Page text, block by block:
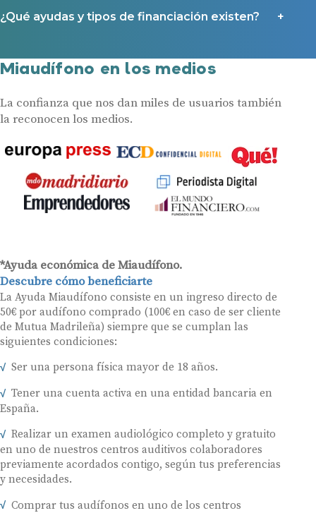
¿Qué ayudas y tipos de financiación existen?
Miaudífono en los medios
La confianza que nos dan miles de usuarios también
la reconocen los medios.
*Ayuda económica de Miaudífono.
Descubre cómo beneficiarte
La Ayuda Miaudífono consiste en un ingreso directo de
50€ por audífono comprado (100€ en caso de ser cliente
de Mutua Madrileña) siempre que se cumplan las
siguientes condiciones:
Ser una persona física mayor de 18 años.
Tener una cuenta activa en una entidad bancaria en
España.
Realizar un examen audiológico completo y gratuito
en uno de nuestros centros auditivos colaboradores
previamente acordados contigo, según tus preferencias
y necesidades.
Comprar tus audífonos en uno de los centros